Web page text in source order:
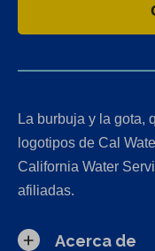
La burbuja y la gota,
logotipos de Cal
California Water
afiliadas.
Acerca de